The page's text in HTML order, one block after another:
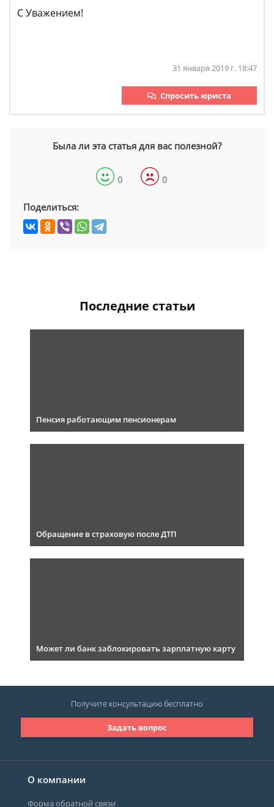
С Уважением!
31 января 2019 г. 18:47
Спросить юриста
Была ли эта статья для вас полезной?
0 0
Поделиться:
Последние статьи
Пенсия работающим пенсионерам
Обращение в страховую после ДТП
Может ли банк заблокировать зарплатную карту
О компании
Форма обратной связи
Задать вопрос
Получите консультациюбесплатно